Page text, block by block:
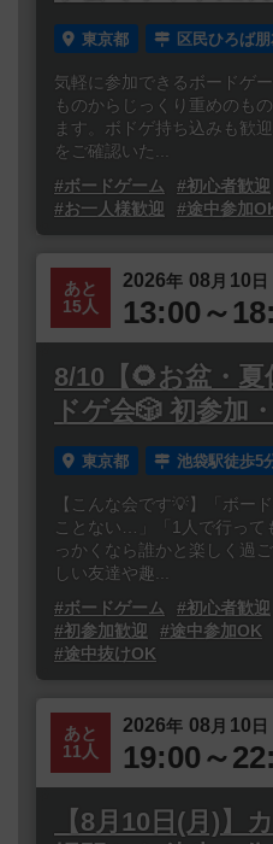
東京都 区民ひろば
気軽に参加できるボードゲ
ものからじっくり重めのも
ます。ボドゲ持ち込みも歓
をご確認いた...
#ボードゲーム
#初心者歓迎
#お一人様歓迎
#途中参加
あと
15人
2026年 08 月 10日
13:00～
8/10【🌻お盆・
ドゲ会🎲 初参加
東京都 池袋駅徒歩5
【こんな会です💡】「ボー
ことない…」「1人で行って
っかくなら誰かと楽しく過
しい友達や趣...
#ボードゲーム
#初心者歓迎
#初参加歓迎
#途中参加OK
#途中抜けOK
あと
11人
2026年 08 月 10日
19:00～
【8月10日(月)